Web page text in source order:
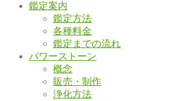
鑑定案内
鑑定方法
各種料金
鑑定までの流れ
パワーストーン
概念
販売・制作
浄化方法